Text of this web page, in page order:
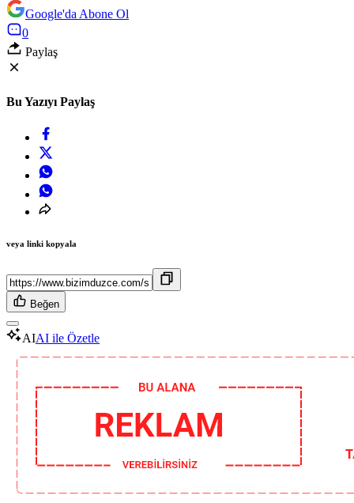
Google'da Abone Ol
0
Paylaş
Bu Yazıyı Paylaş
veya linki kopyala
Beğen
AIAI ile Özetle